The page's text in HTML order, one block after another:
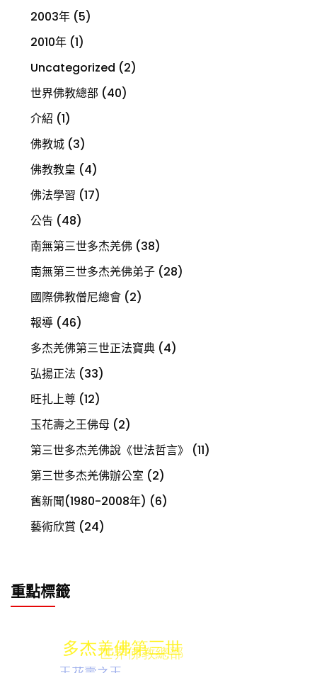
2003年 (5)
2010年 (1)
Uncategorized (2)
世界佛教總部 (40)
介紹 (1)
佛教城 (3)
佛教教皇 (4)
佛法學習 (17)
公告 (48)
南無第三世多杰羌佛 (38)
南無第三世多杰羌佛弟子 (28)
國際佛教僧尼總會 (2)
報導 (46)
多杰羌佛第三世正法寶典 (4)
弘揚正法 (33)
旺扎上尊 (12)
玉花壽之王佛母 (2)
第三世多杰羌佛說《世法哲言》
(11)
第三世多杰羌佛辦公室 (2)
舊新聞(1980-2008年) (6)
藝術欣賞 (24)
重點標籤